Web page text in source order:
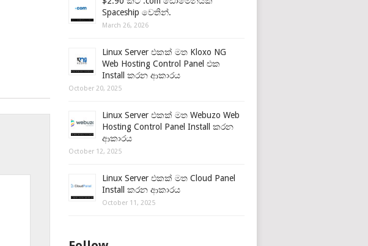
Spaceship වෙතින්.
March 26, 2026
Linux Server එකක් මත Kloxo NG
Web Hosting Control Panel එක
Install කරන ආකාරය
October 20, 2025
Linux Server එකක් මත Webuzo Web
Hosting Control Panel Install කරන
ආකාරය
October 12, 2025
Linux Server එකක් මත Cloud Panel
Install කරන ආකාරය
October 11, 2025